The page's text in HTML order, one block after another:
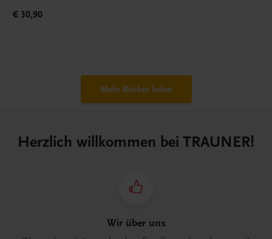
€ 30,90
Mehr Bücher laden
Herzlich willkommen bei TRAUNER!
Wir über uns